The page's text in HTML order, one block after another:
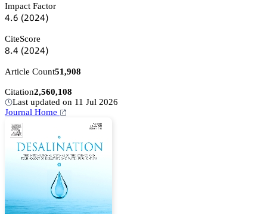
Impact Factor
鋺.炆 (缗蔡缗鋺)
CiteScore
躭.鋺 (缗蔡缗鋺)
Article Count51,908
Citation2,560,108
Last updated on 11 Jul 2026
Journal Home